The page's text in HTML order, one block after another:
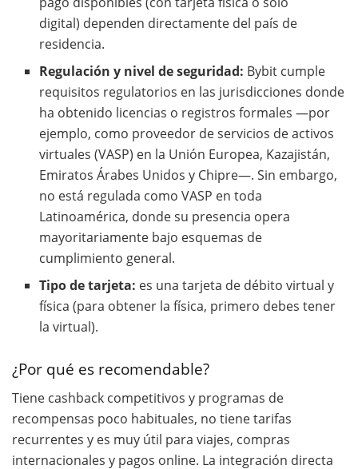
digital) dependen directamente del país de
residencia.
Regulación y nivel de seguridad: Bybit cumple
requisitos regulatorios en las jurisdicciones donde
ha obtenido licencias o registros formales —por
ejemplo, como proveedor de servicios de activos
virtuales (VASP) en la Unión Europea, Kazajistán,
Emiratos Árabes Unidos y Chipre—. Sin embargo,
no está regulada como VASP en toda
Latinoamérica, donde su presencia opera
mayoritariamente bajo esquemas de
cumplimiento general.
Tipo de tarjeta: es una tarjeta de débito virtual y
física (para obtener la física, primero debes tener
la virtual).
¿Por qué es recomendable?
Tiene cashback competitivos y programas de
recompensas poco habituales, no tiene tarifas
recurrentes y es muy útil para viajes, compras
internacionales y pagos online. La integración directa